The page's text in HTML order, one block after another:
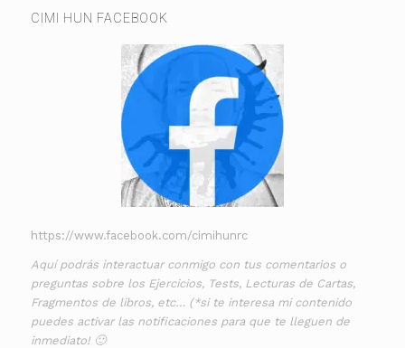
CIMI HUN FACEBOOK
https://www.facebook.com/cimihunrc
Aquí podrás interactuar conmigo con tus comentarios o
preguntas sobre los Ejercicios, Tests, Lecturas de Cartas,
Fragmentos de libros, etc… (*si te interesa mi contenido
puedes activar las notificaciones para que te lleguen de
inmediato! 🙂